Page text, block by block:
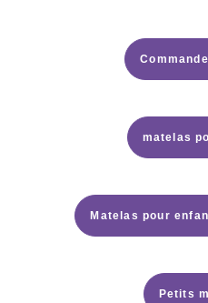
matelas
Matelas pour
Petits